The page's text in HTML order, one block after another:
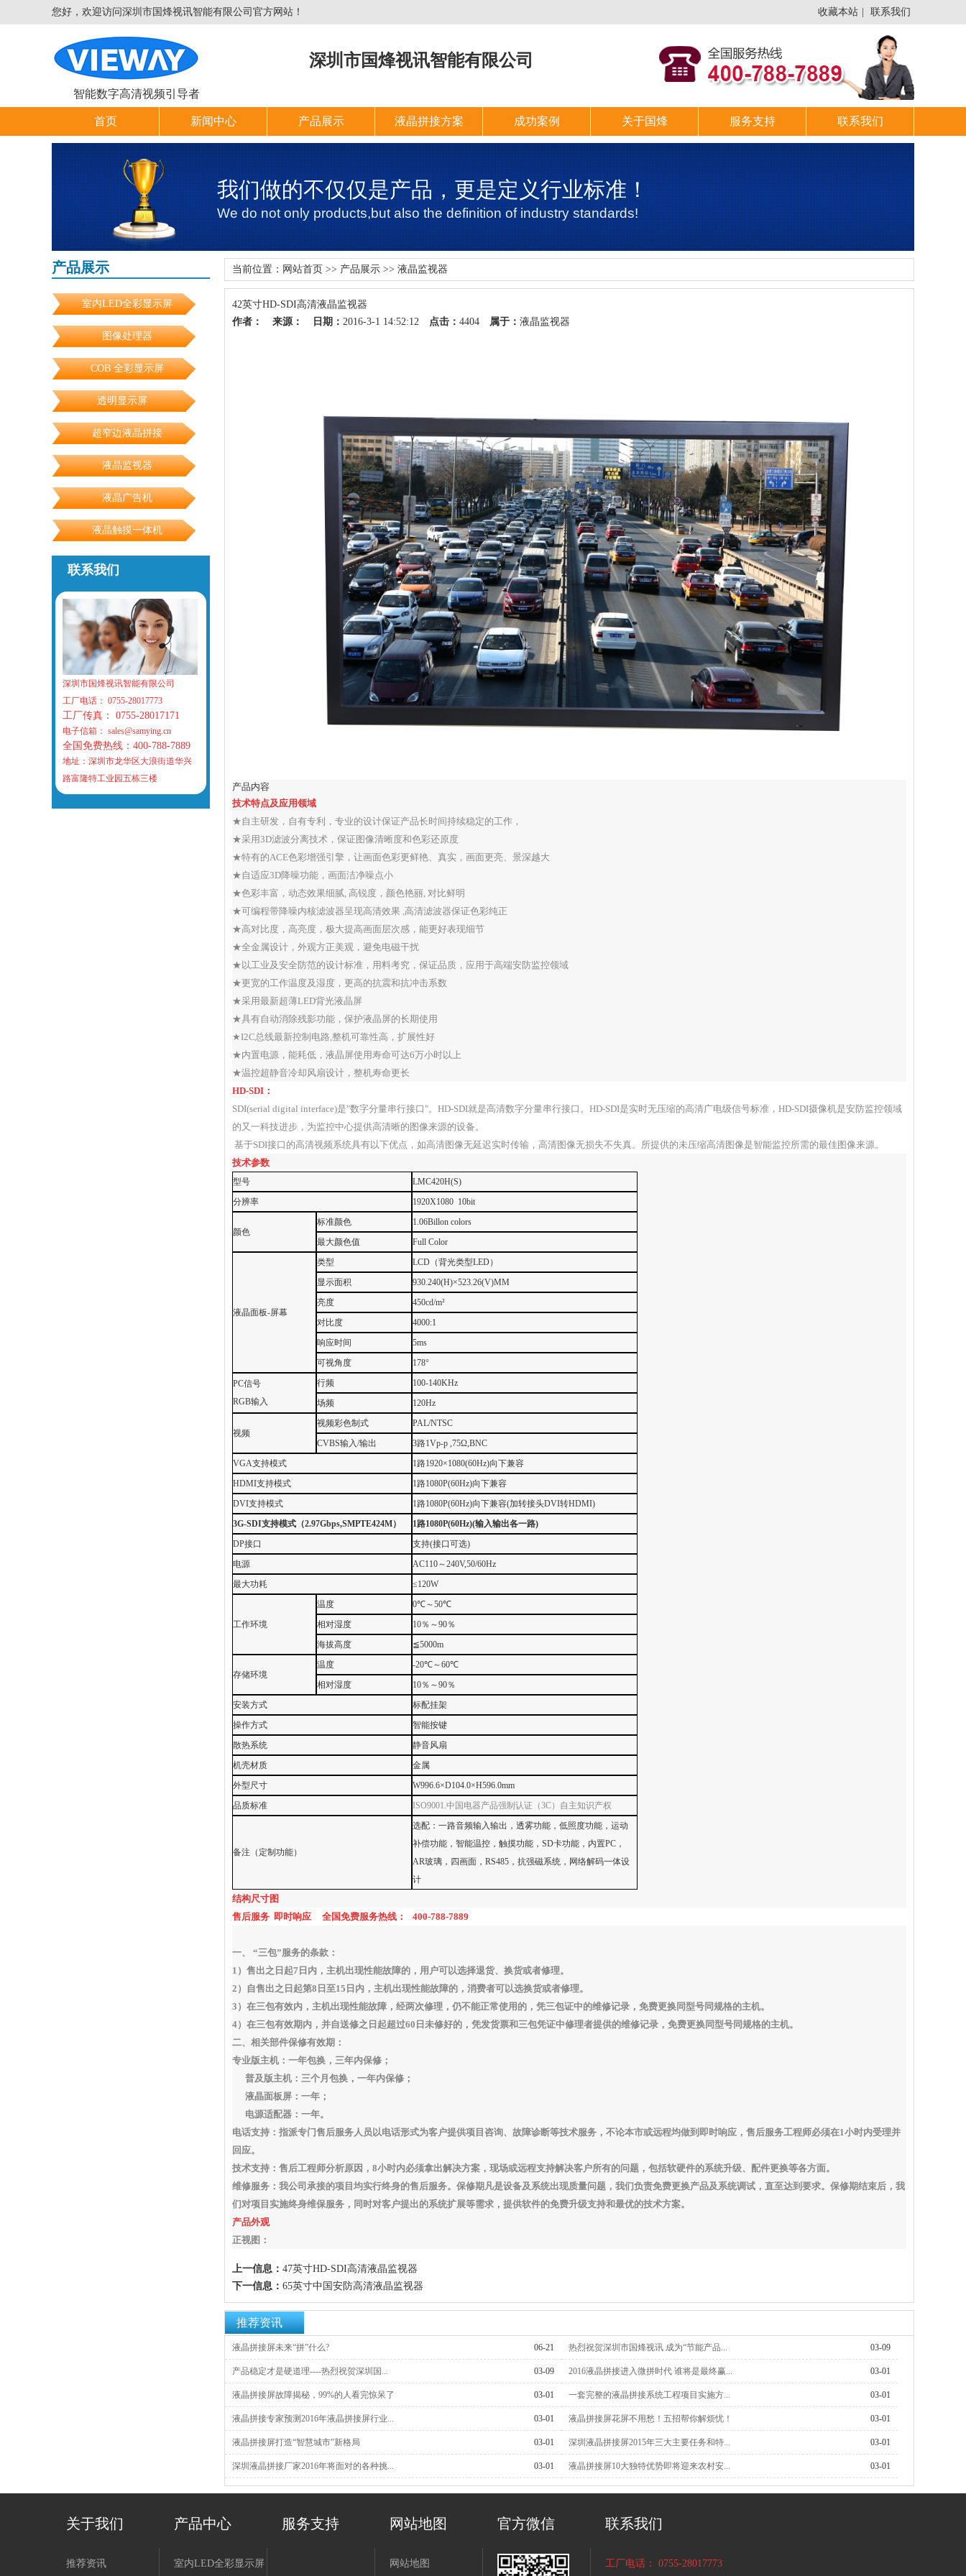
您好，欢迎访问深圳市国烽视讯智能有限公司官方网站！ 收藏本站 联系我们
智能数字高清视频引导者
深圳市国烽视讯智能有限公司
首页 新闻中心 产品展示 液晶拼接方案 成功案例 关于国烽 服务支持 联系我们
我们做的不仅仅是产品，更是定义行业标准！
We do not only products,but also the definition of industry standards!
产品展示
室内LED全彩显示屏
图像处理器
COB 全彩显示屏
透明显示屏
超窄边液晶拼接
液晶监视器
液晶广告机
液晶触摸一体机
联系我们
深圳市国烽视讯智能有限公司
工厂电话： 0755-28017773
工厂传真： 0755-28017171
电子信箱： sales@samying.cn
全国免费热线：400-788-7889
地址：深圳市龙华区大浪街道华兴
路富隆特工业园五栋三楼
当前位置： 网站首页 >> 产品展示 >> 液晶监视器
42英寸HD-SDI高清液晶监视器
作者：
来源： 日期： 2016-3-1 14:52:12 点击： 4404 属于： 液晶监视器
产品内容
技术特点及应用领域
★自主研发，自有专利，专业的设计保证产品长时间持续稳定的工作，
★采用3D滤波分离技术，保证图像清晰度和色彩还原度
★特有的ACE色彩增强引擎，让画面色彩更鲜艳、真实，画面更亮、景深越大
★自适应3D降噪功能，画面洁净噪点小
★色彩丰富，动态效果细腻, 高锐度，颜色艳丽, 对比鲜明
★可编程带降噪内核滤波器呈现高清效果 ,高清滤波器保证色彩纯正
★高对比度，高亮度，极大提高画面层次感，能更好表现细节
★全金属设计，外观方正美观，避免电磁干扰
★以工业及安全防范的设计标准，用料考究，保证品质，应用于高端安防监控领域
★更宽的工作温度及湿度，更高的抗震和抗冲击系数
★采用最新超薄LED背光液晶屏
★具有自动消除残影功能，保护液晶屏的长期使用
★I2C总线最新控制电路,整机可靠性高，扩展性好
★内置电源，能耗低，液晶屏使用寿命可达6万小时以上
★温控超静音冷却风扇设计，整机寿命更长
HD-SDI ：
SDI(serial digital interface)是"数字分量串行接口 "。 HD-SDI就是高清数字分量串行接口。 HD-SDI是实时无压缩的高清广电级信号标准， HD-SDI摄像机是安防监控领域
的又一科技进步，为监控中心提供高清晰的图像来源的设备。
基于SDI接口的高清视频系统具有以下优点，如高清图像无延迟实时传输，高清图像无损失不失真。所提供的未压缩高清图像是智能监控所需的最佳图像来源。
技术参数
型号
LMC420H(S)
分辨率
1920X1080 10bit
颜色
标准颜色
1.06Billon colors
最大颜色值
Full Color
液晶面板-屏幕
类型 LCD （背光类型LED）
显示面积
930.240(H)×523.26(V)MM
亮度
450cd/m²
对比度
4000:1
响应时间
5ms
可视角度
178°
PC信号
RGB输入
行频
100-140KHz
场频
120Hz
视频
视频彩色制式
PAL/NTSC
CVBS输入/输出 3路1Vp-p ,75Ω,BNC
VGA支持模式 1路1920×1080(60Hz)向下兼容
HDMI支持模式 1路1080P(60Hz)向下兼容
DVI支持模式 1路1080P(60Hz)向下兼容(加转接头DVI转HDMI)
3G-SDI支持模式（2.97Gbps,SMPTE424M） 1路1080P(60Hz)(输入输出各一路)
DP接口 支持(接口可选)
电源
AC110～240V,50/60Hz
最大功耗
≤120W
工作环境
温度 0℃～50℃
相对湿度
10％～90％
海拔高度
≦5000m
存储环境
温度 -20℃～60℃
相对湿度
10％～90％
安装方式
标配挂架
操作方式
智能按键
散热系统
静音风扇
机壳材质
金属
外型尺寸
W996.6×D104.0×H596.0mm
品质标准
ISO9001.中国电器产品强制认证（3C）自主知识产权
备注（定制功能）
选配：一路音频输入输出，透雾功能，低照度功能，运动
补偿功能，智能温控，触摸功能，SD卡功能，内置PC ，
AR玻璃，四画面，RS485 ，抗强磁系统，网络解码一体设
计
结构尺寸图
售后服务 即时响应 全国免费服务热线： 400-788-7889
一、 “三包”服务的条款：
1）售出之日起7日内，主机出现性能故障的，用户可以选择退货、换货或者修理。
2）自售出之日起第8日至15日内，主机出现性能故障的，消费者可以选换货或者修理。
3）在三包有效内，主机出现性能故障，经两次修理，仍不能正常使用的，凭三包证中的维修记录，免费更换同型号同规格的主机。
4）在三包有效期内，并自送修之日起超过60日未修好的，凭发货票和三包凭证中修理者提供的维修记录，免费更换同型号同规格的主机。
二、相关部件保修有效期：
专业版主机：一年包换，三年内保修；
普及版主机：三个月包换，一年内保修；
液晶面板屏：一年；
电源适配器：一年。
电话支持： 指派专门售后服务人员以电话形式为客户提供项目咨询、故障诊断等技术服务，不论本市或远程均做到即时响应，售后服务工程师必须在1小时内受理并
回应。
技术支持： 售后工程师分析原因， 8小时内必须拿出解决方案，现场或远程支持解决客户所有的问题，包括软硬件的系统升级、配件更换等各方面。
维修服务： 我公司承接的项目均实行终身的售后服务。保修期凡是设备及系统出现质量问题，我们负责免费更换产品及系统调试，直至达到要求。保修期结束后，我
们对项目实施终身维保服务，同时对客户提出的系统扩展等需求，提供软件的免费升级支持和最优的技术方案。
产品外观
正视图：
上一信息： 47英寸HD-SDI高清液晶监视器
下一信息： 65英寸中国安防高清液晶监视器
推荐资讯
06-21
液晶拼接屏未来“拼”什么? 03-09
热烈祝贺深圳市国烽视讯 成为“节能产品...
03-09
产品稳定才是硬道理----热烈祝贺深圳国... 03-01
2016液晶拼接进入微拼时代 谁将是最终赢...
03-01
液晶拼接屏故障揭秘，99%的人看完惊呆了 03-01
一套完整的液晶拼接系统工程项目实施方...
03-01
液晶拼接专家预测2016年液晶拼接屏行业... 03-01
液晶拼接屏花屏不用愁！五招帮你解烦忧！
03-01
液晶拼接屏打造“智慧城市”新格局 03-01
深圳液晶拼接屏2015年三大主要任务和特...
03-01
深圳液晶拼接厂家2016年将面对的各种挑... 03-01
液晶拼接屏10大独特优势即将迎来农村安...
关于我们
推荐资讯
产品中心
室内LED全彩显示屏
服务支持 网站地图
网站地图
官方微信 联系我们
工厂电话： 0755-28017773